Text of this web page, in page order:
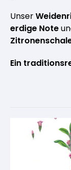
Unser
erdige Note
Ein